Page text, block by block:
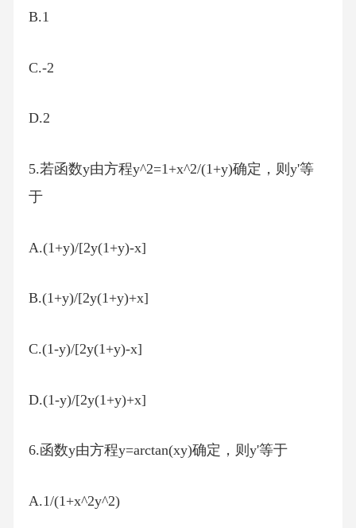
B.1
C.-2
D.2
5.若函数y由方程y^2=1+x^2/(1+y)确定，则y'等
于
A.(1+y)/[2y(1+y)-x]
B.(1+y)/[2y(1+y)+x]
C.(1-y)/[2y(1+y)-x]
D.(1-y)/[2y(1+y)+x]
6.函数y由方程y=arctan(xy)确定，则y'等于
A.1/(1+x^2y^2)